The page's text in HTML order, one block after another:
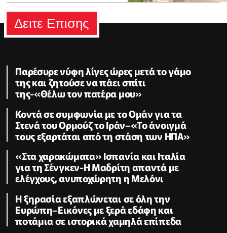
Δειτε Επισης
Παρέσυρε νύφη λίγες ώρες μετά το γάμο
της και ζητούσε να πάει σπίτι
της-«Θέλω τον πατέρα μου»
Κοντά σε συμφωνία με το Ομάν για τα
Στενά του Ορμούζ το Ιράν–«Το άνοιγμά
τους εξαρτάται από τη στάση των ΗΠΑ»
«Στα χαρακώματα» Ισπανία και Ιταλία
για τη Σένγκεν-Η Μαδρίτη απαντά με
ελέγχους, ανυποχώρητη η Μελόνι
Η ξηρασία εξαπλώνεται σε όλη την
Ευρώπη–Εικόνες με ξερά εδάφη και
ποτάμια σε ιστορικά χαμηλά επίπεδα